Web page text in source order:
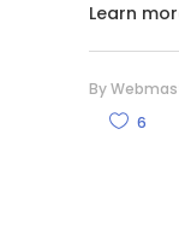
Learn
By
6